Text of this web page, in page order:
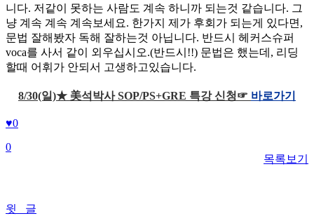
니다. 저같이 못하는 사람도 계속 하니까 되는것 같습니다. 그
냥 계속 계속 계속보세요. 한가지 제가 후회가 되는게 있다면,
문법 잘해봤자 독해 잘하는것 아닙니다. 반드시 헤커스슈퍼
voca를 사서 같이 외우십시오.(반드시!!) 문법은 했는데, 리딩
할때 어휘가 안되서 고생하고있습니다.
8/30(일)★ 美석박사 SOP/PS+GRE 특강 신청☞ 바로가기
♥0
목록보기
0
윗 글